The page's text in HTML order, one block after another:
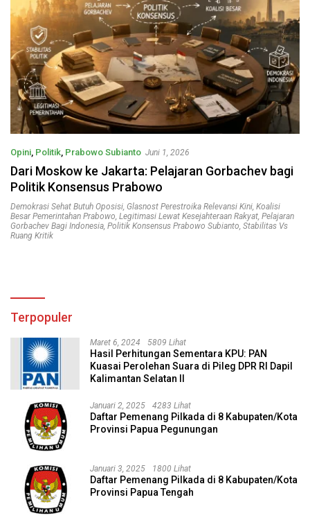
Opini Politik Prabowo Subianto Juni 1, 2026
Dari Moskow ke Jakarta: Pelajaran Gorbachev bagi
Politik Konsensus Prabowo
Demokrasi Sehat Butuh Oposisi, Glasnost Perestroika Relevansi Kini, Koalisi
Besar Pemerintahan Prabowo, Legitimasi Lewat Kesejahteraan Rakyat, Pelajaran
Gorbachev Bagi Indonesia, Politik Konsensus Prabowo Subianto, Stabilitas Vs
Ruang Kritik
Terpopuler
Maret 6, 2024 5809 Lihat
Hasil Perhitungan Sementara KPU: PAN
Kuasai Perolehan Suara di Pileg DPR RI Dapil
Kalimantan Selatan II
Januari 2, 2025 4283 Lihat
Daftar Pemenang Pilkada di 8 Kabupaten/Kota
Provinsi Papua Pegunungan
Januari 3, 2025 1800 Lihat
Daftar Pemenang Pilkada di 8 Kabupaten/Kota
Provinsi Papua Tengah